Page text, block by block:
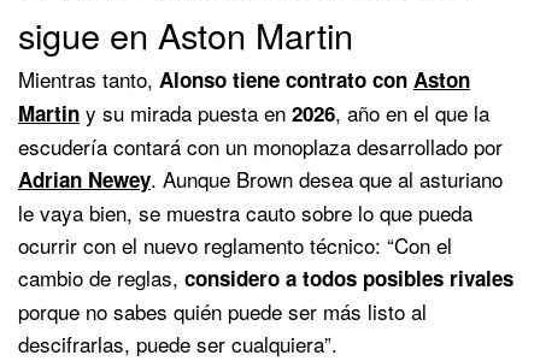
sigue en Aston Martin
Mientras tanto, Alonso tiene contrato con Aston
Martin y su mirada puesta en 2026, año en el que la
escudería contará con un monoplaza desarrollado por
Adrian Newey. Aunque Brown desea que al asturiano
le vaya bien, se muestra cauto sobre lo que pueda
ocurrir con el nuevo reglamento técnico: “Con el
cambio de reglas, considero a todos posibles rivales
porque no sabes quién puede ser más listo al
descifrarlas, puede ser cualquiera”.